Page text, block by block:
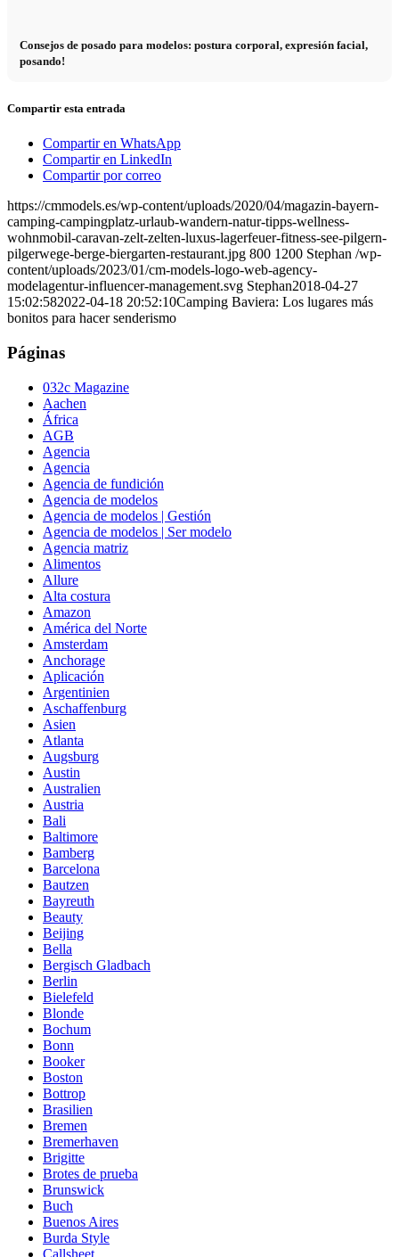
Consejos de posado para modelos: postura corporal, expresión facial,
posando!
Compartir esta entrada
Compartir en WhatsApp
Compartir en LinkedIn
Compartir por correo
https://cmmodels.es/wp-content/uploads/2020/04/magazin-bayern-
camping-campingplatz-urlaub-wandern-natur-tipps-wellness-
wohnmobil-caravan-zelt-zelten-luxus-lagerfeuer-fitness-see-pilgern-
pilgerwege-berge-biergarten-restaurant.jpg 800 1200 Stephan /wp-
content/uploads/2023/01/cm-models-logo-web-agency-
modelagentur-influencer-management.svg Stephan2018-04-27
15:02:582022-04-18 20:52:10Camping Baviera: Los lugares más
bonitos para hacer senderismo
Páginas
032c Magazine
Aachen
África
AGB
Agencia
Agencia
Agencia de fundición
Agencia de modelos
Agencia de modelos | Gestión
Agencia de modelos | Ser modelo
Agencia matriz
Alimentos
Allure
Alta costura
Amazon
América del Norte
Amsterdam
Anchorage
Aplicación
Argentinien
Aschaffenburg
Asien
Atlanta
Augsburg
Austin
Australien
Austria
Bali
Baltimore
Bamberg
Barcelona
Bautzen
Bayreuth
Beauty
Beijing
Bella
Bergisch Gladbach
Berlin
Bielefeld
Blonde
Bochum
Bonn
Booker
Boston
Bottrop
Brasilien
Bremen
Bremerhaven
Brigitte
Brotes de prueba
Brunswick
Buch
Buenos Aires
Burda Style
Callsheet